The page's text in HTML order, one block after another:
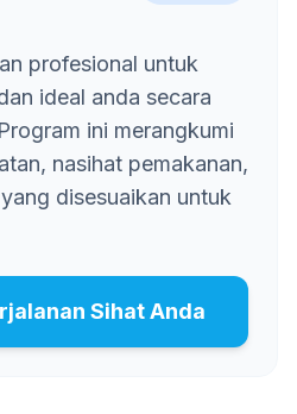
profesional untuk
ideal anda secara
ini merangkumi
nasihat pemakanan,
disesuaikan untuk
Sihat Anda